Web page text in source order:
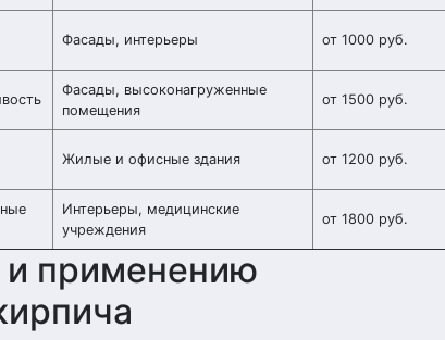
Фасады, интерьеры от 1000 руб.
Фасады, высоконагруженные
помещения
от 1500 руб.
Жилые и офисные здания от 1200 руб.
Интерьеры, медицинские
учреждения
от 1800 руб.
и применению